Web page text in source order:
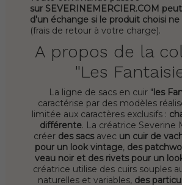
sur SEVERINEMERCIER.COM
d'un échange si le produit choisi
(frais de retour à votre charge).
A propos de la
"Les
La ligne de sacs en cuir "les
caractérise par des modèles
limitée aux caractères exclusifs :
différente. La créatrice Severine
créer des sacsavec un cuir de
pour un look vintage, des
veau noir et des rivets pour un
créatrice utilise des cuirs souples
naturelles et variables, des